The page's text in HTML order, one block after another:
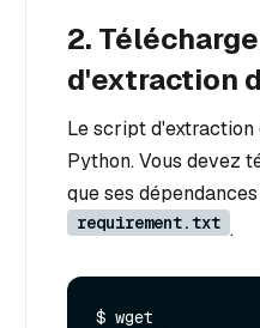
2.
d'extraction
Le script d'extraction
Python. Vous devez
que ses
requirement.txt .